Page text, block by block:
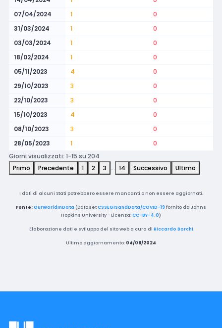
07/04/2024
1
0
31/03/2024
1
0
03/03/2024
1
0
18/02/2024
1
0
05/11/2023
4
0
29/10/2023
3
0
22/10/2023
3
0
15/10/2023
4
0
08/10/2023
3
0
28/05/2023
1
0
Giorni visualizzati: 1-15 su 204
Primo
Precedente 1 2 3 … 14 Successivo Ultimo
I dati di alcuni Stati potrebbero essere mancanti o non essere aggiornati.
Fonte:OurWorldInData (DatasetCSSEGISandData/COVID-19 fornito da Johns
Hopkins University - Licenza:CC-BY-4.0)
Elaborazione dati e sviluppo del sito web a cura di Riccardo Borchi
Ultimo aggiornamento: 04/08/2024